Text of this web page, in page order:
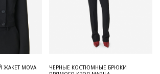
MOVA
ЧЕРНЫЕ КОСТЮМНЫЕ БРЮКИ